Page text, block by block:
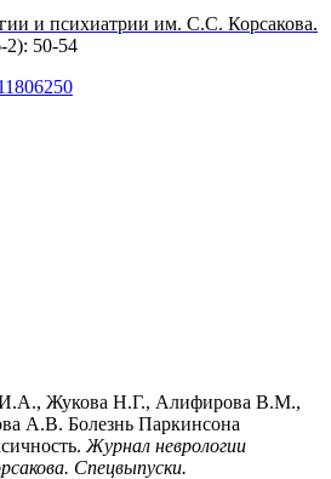
и психиатрии им. С.С. Корсакова.
50‑54
Жукова Н.Г., Алифирова В.М.,
А.В. Болезнь Паркинсона
Журнал неврологии
Спецвыпуски.